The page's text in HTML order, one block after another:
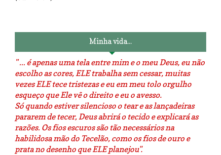
Minha vida...
" ... é apenas uma tela entre mim e o meu Deus, eu não
escolho as cores, ELE trabalha sem cessar, muitas
vezes ELE tece tristezas e eu em meu tolo orgulho
esqueço que Ele vê o direito e eu o avesso.
Só quando estiver silencioso o tear e as lançadeiras
pararem de tecer, Deus abrirá o tecido e explicará as
razões. Os fios escuros são tão necessários na
habilidosa mão do Tecelão, como os fios de ouro e
prata no desenho que ELE planejou".